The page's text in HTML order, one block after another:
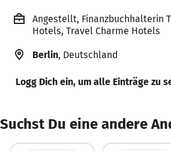
Angestellt, Finanzbuchhalterin
Hotels, Travel Charme Hotels
Berlin, Deutschland
Logg Dich ein, um alle Einträge zu
Suchst Du eine andere